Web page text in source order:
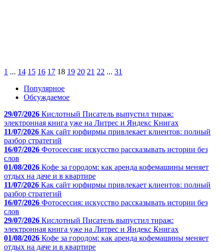
1 ... 14 15 16 17 18 19 20 21 22 ... 31
Популярное
Обсуждаемое
29/07/2026 Кислотный Писатель выпустил тираж:
электронная книга уже на Литрес и Яндекс Книгах
11/07/2026 Как сайт юрфирмы привлекает клиентов: полный
разбор стратегий
16/07/2026 Фотосессия: искусство рассказывать истории без
слов
01/08/2026 Кофе за городом: как аренда кофемашины меняет
отдых на даче и в квартире
11/07/2026 Как сайт юрфирмы привлекает клиентов: полный
разбор стратегий
16/07/2026 Фотосессия: искусство рассказывать истории без
слов
29/07/2026 Кислотный Писатель выпустил тираж:
электронная книга уже на Литрес и Яндекс Книгах
01/08/2026 Кофе за городом: как аренда кофемашины меняет
отдых на даче и в квартире